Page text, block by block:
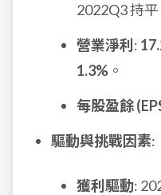
2022Q3 持平
營業淨利 :
1.3% 。
每股盈餘
驅動與挑戰因素:
獲利驅動: